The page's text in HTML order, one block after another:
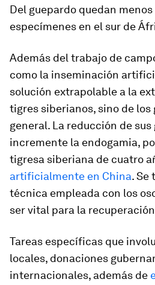
Del guepardo quedan menos
especímenes en el sur de
Además del trabajo de
como la inseminación
solución extrapolable a la
tigres siberianos, sino de los
general. La reducción de
incremente la endogamia,
tigresa siberiana de cuatro
artificialmente en China. Se
técnica empleada con los
ser vital para la
Tareas específicas que
locales, donaciones
internacionales, además de